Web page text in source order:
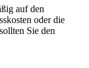
auf den
oder die
Sie den